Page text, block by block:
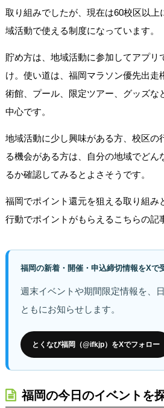
取り組みでしたが、現在は60校区以上
域活動で使える制度になっています。
貯め方は、地域活動に参加してアプリ
け。使い道は、福岡マラソン優先出走
術館、プール、限定ツアー、グッズな
中心です。
地域活動に少し興味がある方、校区の
る機会がある方は、自分の地域でどん
るか確認してみるとよさそうです。
福岡でポイント還元を狙える取り組み
行動でポイントがもらえるこちらの記
福岡の新着・開催・申込締切情報をXで
週末イベントや期間限定情報を、
ともにお知らせします。
とくなび福岡（@ifkjp）をXでフォロー
福岡の今日のイベントを